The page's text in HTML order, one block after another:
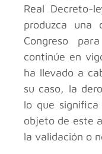
Real Decreto-
produzca una
Congreso
continúe en
ha llevado a
su caso, la
lo que significa
objeto de este
la validación o